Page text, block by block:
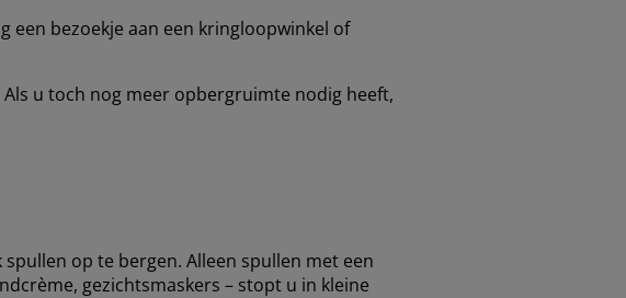
een bezoekje aan een kringloopwinkel of
u toch nog meer opbergruimte nodig heeft,
op te bergen. Alleen spullen met een
gezichtsmaskers – stopt u in kleine